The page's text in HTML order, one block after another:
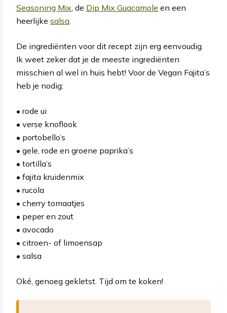
Seasoning Mix , de Dip Mix Guacamole en een
heerlijke salsa
De ingrediënten voor dit recept zijn erg eenvoudig.
Ik weet zeker dat je de meeste ingrediënten
misschien al wel in huis hebt! Voor de Vegan Fajita’s
heb je nodig:
• rode ui
• verse knoflook
• portobello’s
• gele, rode en groene paprika’s
• tortilla’s
• fajita kruidenmix
• rucola
• cherry tomaatjes
• peper en zout
• avocado
• citroen- of limoensap
• salsa
Oké, genoeg gekletst. Tijd om te koken!